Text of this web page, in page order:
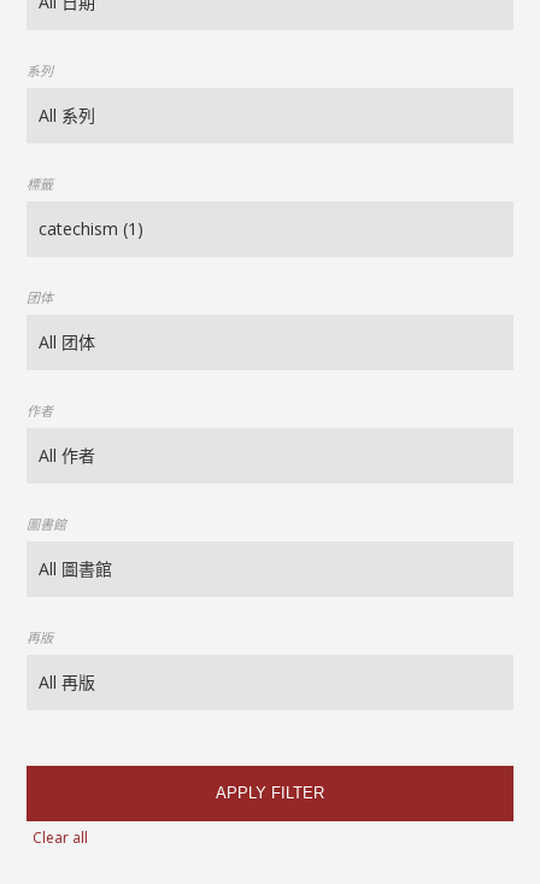
系列
標籤
团体
作者
圖書館
再版
APPLY FILTER
Clear all